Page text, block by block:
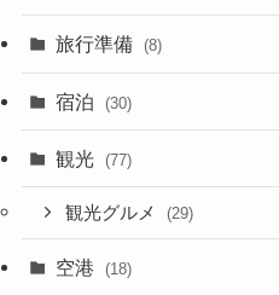
旅行準備 (8)
宿泊 (30)
観光 (77)
観光グルメ (29)
空港 (18)